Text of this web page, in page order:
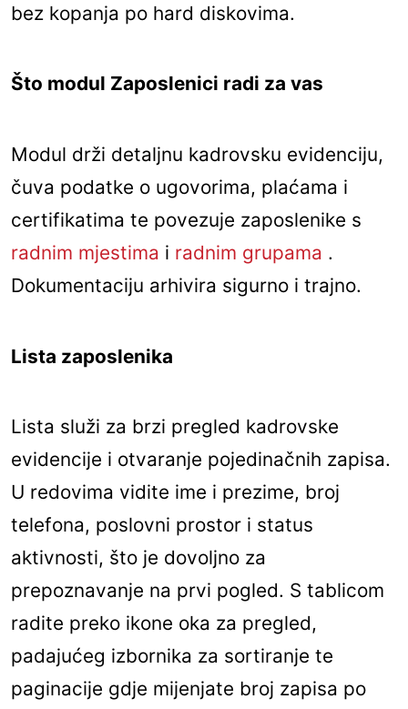
bez kopanja po hard diskovima.
Što modul Zaposlenici radi za vas
Modul drži detaljnu kadrovsku evidenciju,
čuva podatke o ugovorima, plaćama i
certifikatima te povezuje zaposlenike s
radnim mjestima i radnim grupama .
Dokumentaciju arhivira sigurno i trajno.
Lista zaposlenika
Lista služi za brzi pregled kadrovske
evidencije i otvaranje pojedinačnih zapisa.
U redovima vidite ime i prezime, broj
telefona, poslovni prostor i status
aktivnosti, što je dovoljno za
prepoznavanje na prvi pogled. S tablicom
radite preko ikone oka za pregled,
padajućeg izbornika za sortiranje te
paginacije gdje mijenjate broj zapisa po